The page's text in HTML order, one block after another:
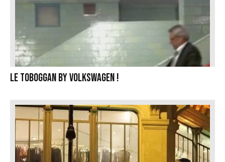
Le toboggan by Volkswagen !